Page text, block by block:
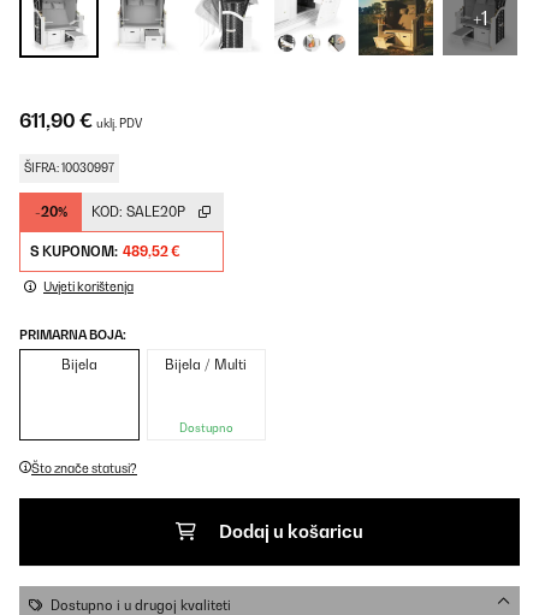
+1
611,90 € uklj. PDV
ŠIFRA: 10030997
-20% KOD: SALE20P
S KUPONOM: 489,52 €
Uvjeti korištenja
PRIMARNA BOJA:
Bijela Bijela / Multi
Dostupno
Što znače statusi?
Dodaj u košaricu
Dostupno i u drugoj kvaliteti